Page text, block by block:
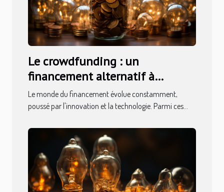
Le crowdfunding : un
financement alternatif à
explorer
Le monde du financement évolue constamment,
poussé par l'innovation et la technologie. Parmi ces...